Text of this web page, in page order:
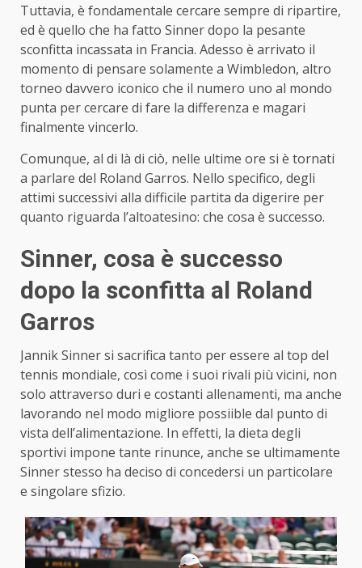
Tuttavia, è fondamentale cercare sempre di ripartire,
ed è quello che ha fatto Sinner dopo la pesante
sconfitta incassata in Francia. Adesso è arrivato il
momento di pensare solamente a Wimbledon, altro
torneo davvero iconico che il numero uno al mondo
punta per cercare di fare la differenza e magari
finalmente vincerlo.
Comunque, al di là di ciò, nelle ultime ore si è tornati
a parlare del Roland Garros. Nello specifico, degli
attimi successivi alla difficile partita da digerire per
quanto riguarda l’altoatesino: che cosa è successo.
Sinner, cosa è successo
dopo la sconfitta al Roland
Garros
Jannik Sinner si sacrifica tanto per essere al top del
tennis mondiale, così come i suoi rivali più vicini, non
solo attraverso duri e costanti allenamenti, ma anche
lavorando nel modo migliore possiible dal punto di
vista dell’alimentazione. In effetti, la dieta degli
sportivi impone tante rinunce, anche se ultimamente
Sinner stesso ha deciso di concedersi un particolare
e singolare sfizio.